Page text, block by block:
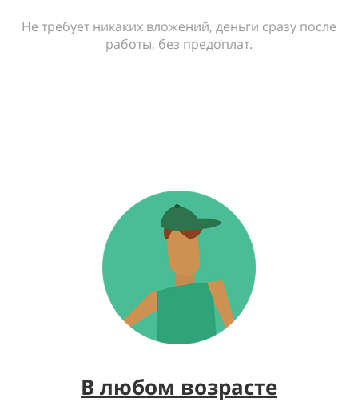
Не требует никаких вложений, деньги сразу после
работы, без предоплат.
В любом возрасте